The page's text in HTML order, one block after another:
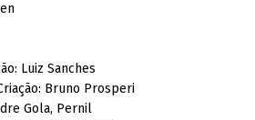
Luiz Sanches
Bruno Prosperi
Gola, Pernil